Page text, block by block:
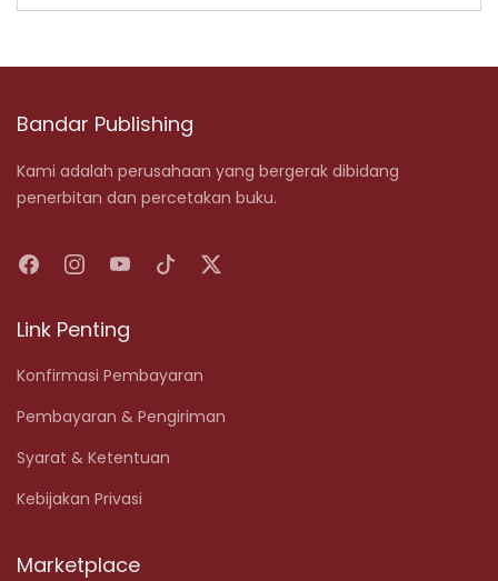
Bandar Publishing
Kami adalah perusahaan yang bergerak dibidang
penerbitan dan percetakan buku.
Link Penting
Konfirmasi Pembayaran
Pembayaran & Pengiriman
Syarat & Ketentuan
Kebijakan Privasi
Marketplace